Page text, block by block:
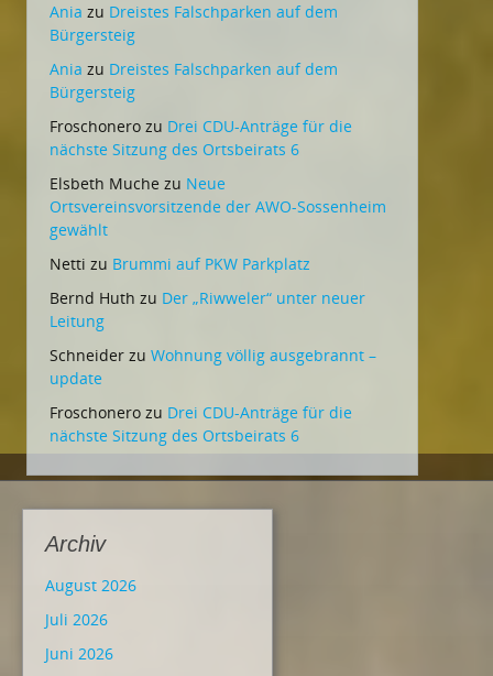
Ania zu Dreistes Falschparken auf dem
Bürgersteig
Ania zu Dreistes Falschparken auf dem
Bürgersteig
Froschonero zu Drei CDU-Anträge für die
nächste Sitzung des Ortsbeirats 6
Elsbeth Muche zu Neue
Ortsvereinsvorsitzende der AWO-Sossenheim
gewählt
Netti zu Brummi auf PKW Parkplatz
Bernd Huth zu Der „Riwweler“ unter neuer
Leitung
Schneider zu Wohnung völlig ausgebrannt –
update
Froschonero zu Drei CDU-Anträge für die
nächste Sitzung des Ortsbeirats 6
Archiv
August 2026
Juli 2026
Juni 2026